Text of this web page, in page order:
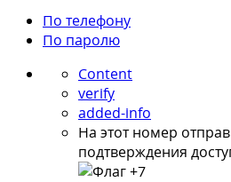
По телефону
По паролю
Content
verify
added-info
На этот номер
подтверждения
+7